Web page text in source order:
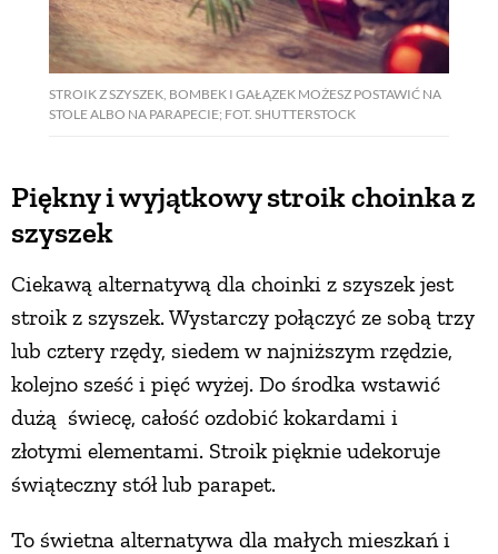
STROIK Z SZYSZEK, BOMBEK I GAŁĄZEK MOŻESZ POSTAWIĆ NA
STOLE ALBO NA PARAPECIE; FOT. SHUTTERSTOCK
Piękny i wyjątkowy stroik choinka z
szyszek
Ciekawą alternatywą dla choinki z szyszek jest
stroik z szyszek. Wystarczy połączyć ze sobą trzy
lub cztery rzędy, siedem w najniższym rzędzie,
kolejno sześć i pięć wyżej. Do środka wstawić
dużą świecę, całość ozdobić kokardami i
złotymi elementami. Stroik pięknie udekoruje
świąteczny stół lub parapet.
To świetna alternatywa dla małych mieszkań i